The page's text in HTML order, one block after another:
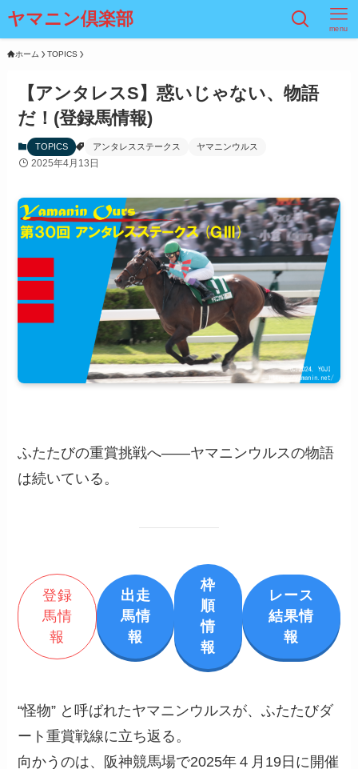
ヤマニン倶楽部 menu
ホーム TOPICS
【アンタレスS】惑いじゃない、物語
だ！(登録馬情報)
TOPICS アンタレスステークス ヤマニンウルス
2025年4月13日
ふたたびの重賞挑戦へ――ヤマニンウルスの物語
は続いている。
登録
馬情
報
出走
馬情
報
枠
順
情
報
レース
結果情
報
“怪物” と呼ばれたヤマニンウルスが、ふたたびダ
ート重賞戦線に立ち返る。
向かうのは、阪神競馬場で2025年４月19日に開催